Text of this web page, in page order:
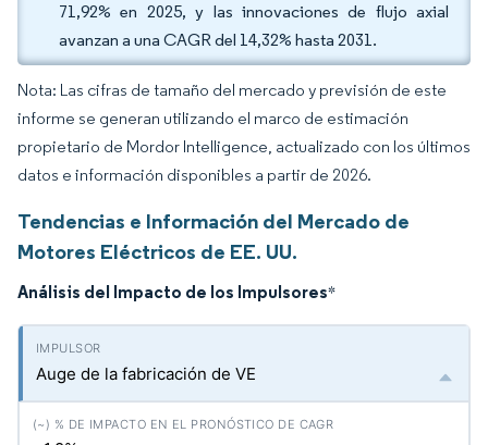
71,92% en 2025, y las innovaciones de flujo axial
avanzan a una CAGR del 14,32% hasta 2031.
Nota: Las cifras de tamaño del mercado y previsión de este
informe se generan utilizando el marco de estimación
propietario de Mordor Intelligence, actualizado con los últimos
datos e información disponibles a partir de 2026.
Tendencias e Información del Mercado de
Motores Eléctricos de EE. UU.
Análisis del Impacto de los Impulsores*
Auge de la fabricación de VE